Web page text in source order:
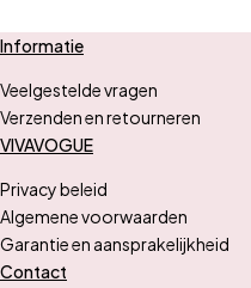
Informatie
Veelgestelde vragen
Verzenden en retourneren
VIVAVOGUE
Privacy beleid
Algemene voorwaarden
Garantie en aansprakelijkheid
Contact